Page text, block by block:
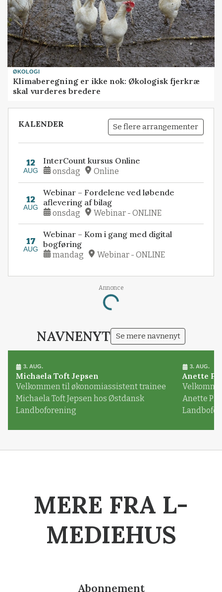
ØKOLOGI
Klimaberegning er ikke nok: Økologisk fjerkræ
skal vurderes bredere
KALENDER Se flere arrangementer
12
AUG
InterCount kursus Online
onsdag Online
12
AUG
Webinar – Fordelene ved løbende
aflevering af bilag
onsdag Webinar - ONLINE
17
AUG
Webinar – Kom i gang med digital
bogføring
mandag Webinar - ONLINE
Annonce
Loading...
NAVNENYT Se mere navnenyt
3. AUG.
Michaela Toft Jepsen
Velkommen til økonomiassistent trainee
Michaela Toft Jepsen hos Østdansk
Landboforening
3. AUG.
Anette
Anette
MERE FRA L-
MEDIEHUS
Abonnement